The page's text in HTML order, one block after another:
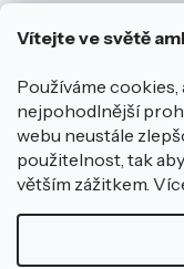
Vítejte ve světě
Používáme
nejpohodlnější
webu neustále
použitelnost, tak
větším zážitkem.
Sledovat